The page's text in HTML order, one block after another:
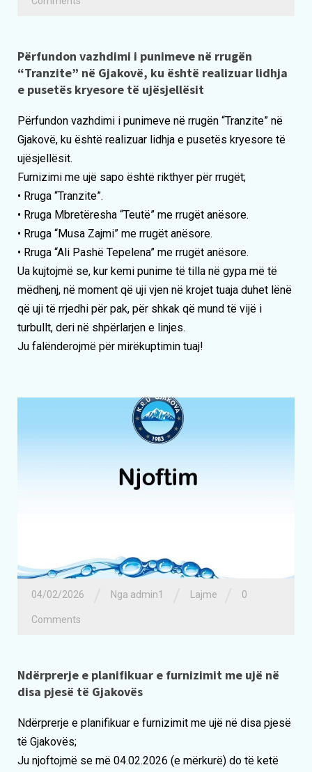
Përfundon vazhdimi i punimeve në rrugën
“Tranzite” në Gjakovë, ku është realizuar lidhja
e pusetës kryesore të ujësjellësit
Përfundon vazhdimi i punimeve në rrugën “Tranzite” në
Gjakovë, ku është realizuar lidhja e pusetës kryesore të
ujësjellësit.
Furnizimi me ujë sapo është rikthyer për rrugët;
• Rruga “Tranzite”.
• Rruga Mbretëresha “Teutë” me rrugët anësore.
• Rruga “Musa Zajmi” me rrugët anësore.
• Rruga “Ali Pashë Tepelena” me rrugët anësore.
Ua kujtojmë se, kur kemi punime të tilla në gypa më të
mëdhenj, në moment që uji vjen në krojet tuaja duhet lënë
që uji të rrjedhi për pak, për shkak që mund të vijë i
turbullt, deri në shpërlarjen e linjes.
Ju falënderojmë për mirëkuptimin tuaj!
04/02/2026 Nga admin1 Lajme 0
Comments
Ndërprerje e planifikuar e furnizimit me ujë në
disa pjesë të Gjakovës
Ndërprerje e planifikuar e furnizimit me ujë në disa pjesë
të Gjakovës;
Ju njoftojmë se më 04.02.2026 (e mërkurë) do të ketë